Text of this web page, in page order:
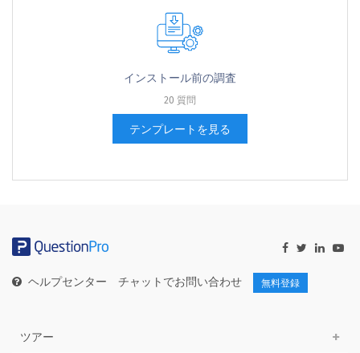
インストール前の調査
20 質問
テンプレートを見る
ヘルプセンター チャットでお問い合わせ 無料登録
ツアー